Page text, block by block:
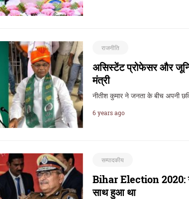
राजनीति
असिस्टेंट प्रोफेसर और
मंत्री
नीतीश कुमार ने जनता के बीच अपनी
6 years ago
सम्पादकीय
Bihar Election 2020:
साथ हुआ था